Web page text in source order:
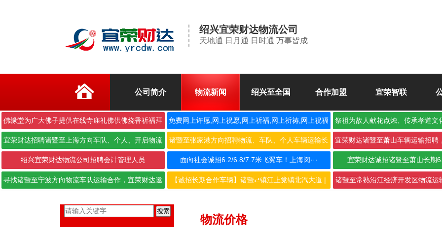
绍兴宜荣财达物流公司
天地通 日月通 日时通 万事皆成
公司简介 物流新闻 绍兴至全国 合作加盟 宜荣智联
佛缘堂为广大佛子提供在线寺庙礼佛供佛烧香祈福拜
佛
免费网上许愿,网上祝愿,网上祈福,网上祈祷,网上祝福 祭祖为故人献花点烛、传承孝道文
空
宜荣财达招聘诸暨至上海方向车队、个人、开启物流
合作···
诸暨至张家港方向招聘物流、车队、个人车辆运输长
期合···
宜荣财达诸暨至萧山车辆运输招聘
作，···
绍兴宜荣财达物流公司招聘会计管理人员 面向社会诚招6.2/6.8/7.7米飞翼车！上海闵··· 宜荣财达诚招诸暨至萧山长期
寻找诸暨至宁波方向物流车队运输合作，宜荣财达邀 【诚招长期合作车辆】诸暨⇄镇江上党镇北汽大道 | 诸暨至常熟沿江经济开发区物流运
搜索
物流价格